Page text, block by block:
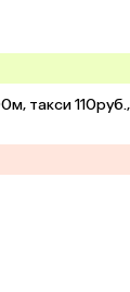
такси 110руб.,